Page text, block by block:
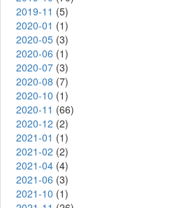
2019-11 (5)
2020-01 (1)
2020-05 (3)
2020-06 (1)
2020-07 (3)
2020-08 (7)
2020-10 (1)
2020-11 (66)
2020-12 (2)
2021-01 (1)
2021-02 (2)
2021-04 (4)
2021-06 (3)
2021-10 (1)